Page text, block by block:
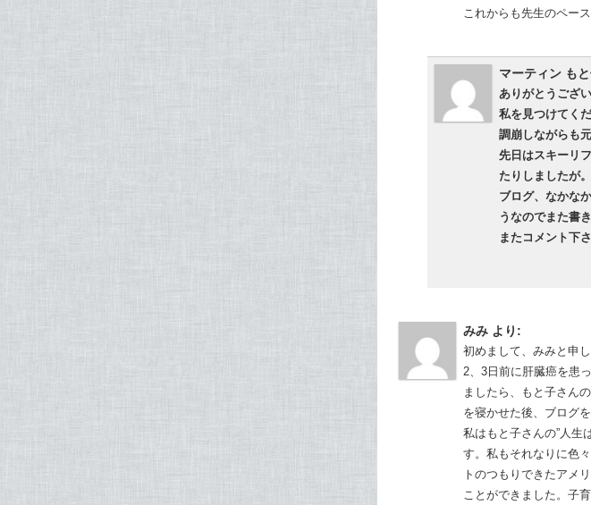
これからも先生のペー
マーティン も
ありがとうござ
私を見つけてく
調崩しながらも
先日はスキーリ
たりしましたが
ブログ、なかな
うなのでまた書
またコメント下
みみ より:
初めまして、みみと申し
2、3日前に肝臓癌を患
ましたら、もと子さん
を寝かせた後、ブログ
私はもと子さんの”人生
す。私もそれなりに色
トのつもりできたアメ
ことができました。子